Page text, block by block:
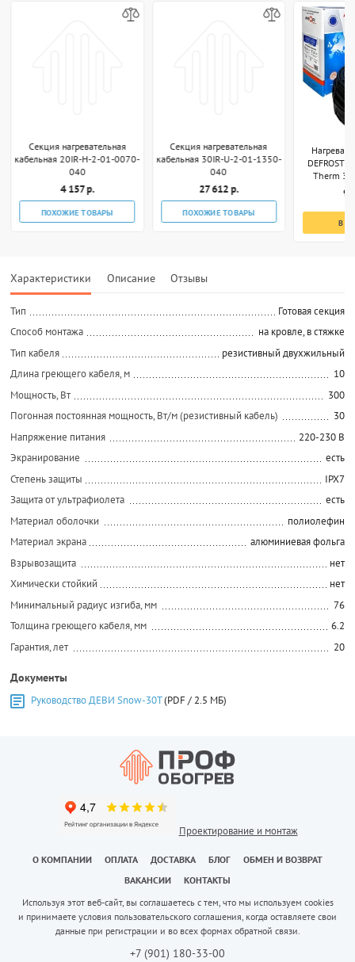
Секция нагревательная
кабельная 20IR-H-2-01-0070-
040
4 157 р.
ПОХОЖИЕ ТОВАРЫ
Секция нагревательная
кабельная 30IR-U-2-01-1350-
040
27 612 р.
ПОХОЖИЕ ТОВАРЫ
DEFROST
Therm
9
В
Характеристики Описание Отзывы
Тип
Готовая секция
Способ монтажа
на кровле, в стяжке
Тип кабеля
резистивный двухжильный
Длина греющего кабеля, м
10
Мощность, Вт
300
Погонная постоянная мощность, Вт/м (резистивный кабель)
30
Напряжение питания
220-230 В
Экранирование
есть
Степень защиты
IPX7
Защита от ультрафиолета
есть
Материал оболочки
полиолефин
Материал экрана
алюминиевая фольга
Взрывозащита
нет
Химически стойкий
нет
Минимальный радиус изгиба, мм
76
Толщина греющего кабеля, мм
6.2
Гарантия, лет
20
Документы
Руководство ДЕВИ Snow-30T(PDF / 2.5 МБ)
Проектирование и монтаж
О КОМПАНИИ ОПЛАТА ДОСТАВКА БЛОГ
ОБМЕН И ВОЗВРАТ
ВАКАНСИИ
КОНТАКТЫ
Используя этот веб-сайт, вы соглашаетесь с тем, что мы используем cookies
и принимаете условия пользовательского соглашения, когда оставляете свои
данные при регистрации и во всех формах обратной связи.
+7 (901) 180-33-00